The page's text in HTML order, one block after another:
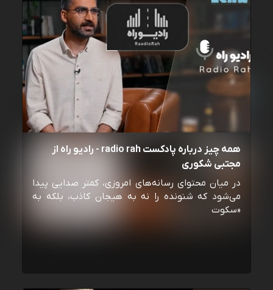
همه چیز درباره پادکست radio rah - رادیو راه از
مجتبی شکوری
در میان محتوای رسانه‌های امروزی، کمتر صدایی پیدا
می‌شود که شنونده را نه به هیجان کاذب، بلکه به
«سکوت